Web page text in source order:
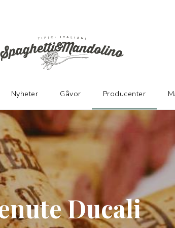
Ducali
Nyheter Gåvor Producenter